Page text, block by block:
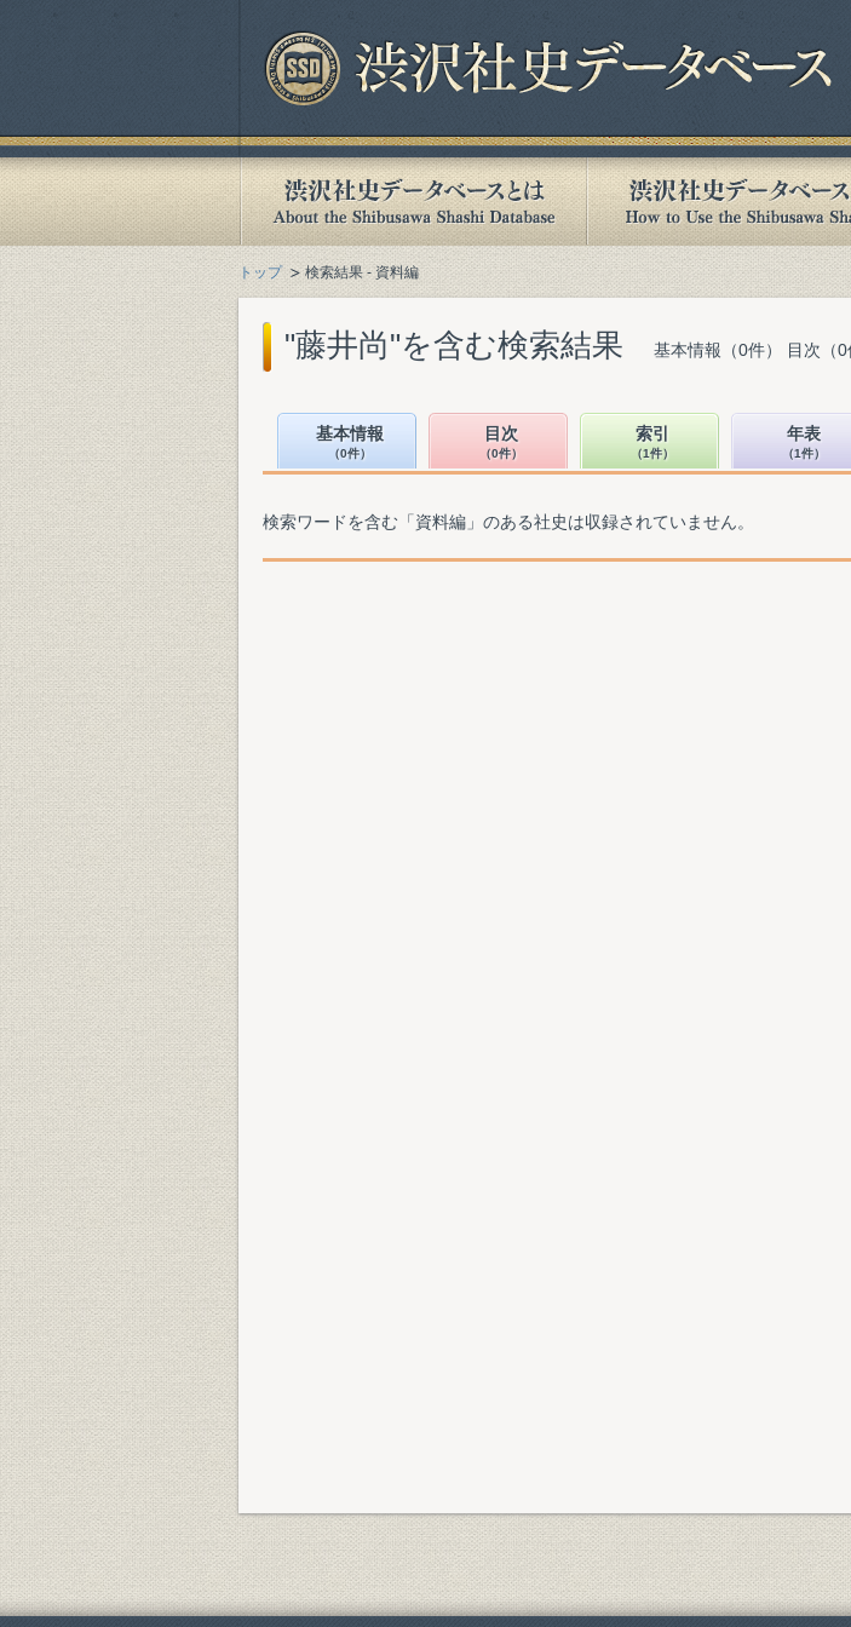
トップ 検索結果 - 資料編
"藤井尚"を含む検索結果 基本情報（0件） 目次（
基本情報
（0件）
目次
（0件）
索引
（1件）
年表
（1件）
検索ワードを含む「資料編」のある社史は収録されていません。